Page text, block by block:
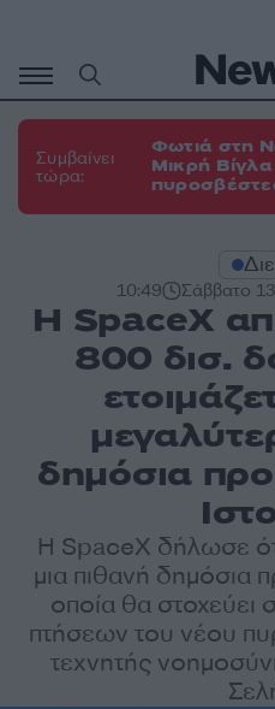
περιεχόμενο
Συμβαίνει
τώρα:
Φωτιά στη
Μικρή
10:49 Σάββατο
Η SpaceX
800 δισ.
δημόσια
Η SpaceX δήλωσε
μια πιθανή
οποία θα στοχεύει
πτήσεων του νέου
τεχνητής